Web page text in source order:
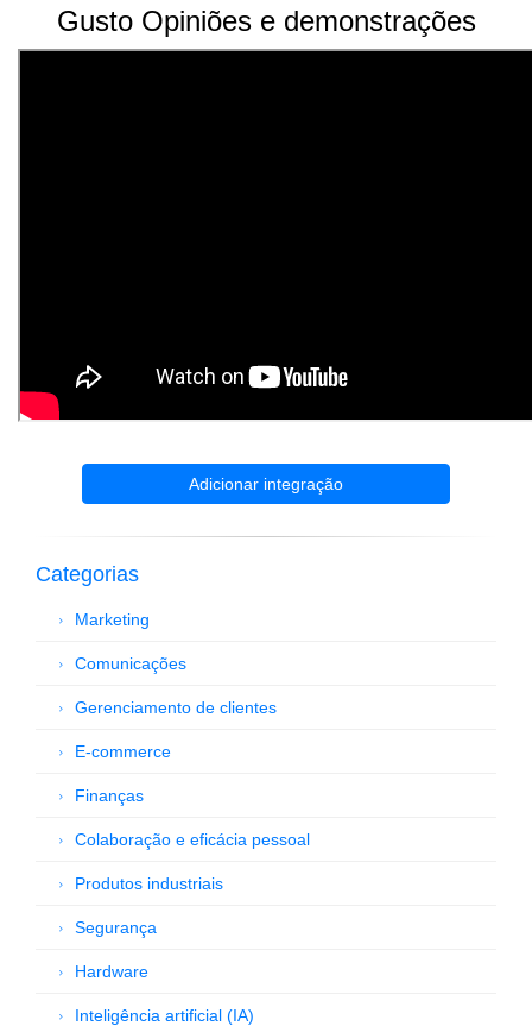
Gusto Opiniões e demonstrações
Adicionar integração
Categorias
Marketing
Comunicações
Gerenciamento de clientes
E-commerce
Finanças
Colaboração e eficácia pessoal
Produtos industriais
Segurança
Hardware
Inteligência artificial (IA)